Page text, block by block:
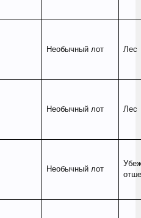
Необычный лот Лес
Необычный лот Лес
Необычный лот